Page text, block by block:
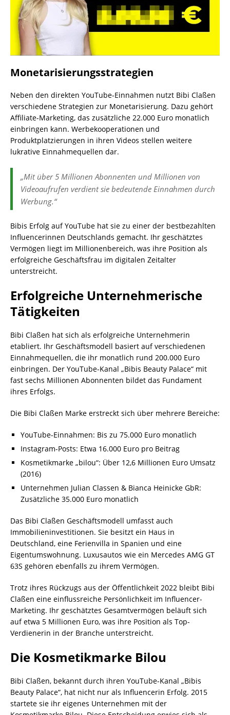
Monetarisierungsstrategien
Neben den direkten YouTube-Einnahmen nutzt Bibi Claßen
verschiedene Strategien zur Monetarisierung. Dazu gehört
Affiliate-Marketing, das zusätzliche 22.000 Euro monatlich
einbringen kann. Werbekooperationen und
Produktplatzierungen in ihren Videos stellen weitere
lukrative Einnahmequellen dar.
„Mit über 5 Millionen Abonnenten und Millionen von
Videoaufrufen verdient sie bedeutende Einnahmen durch
Werbung.“
Bibis Erfolg auf YouTube hat sie zu einer der bestbezahlten
Influencerinnen Deutschlands gemacht. Ihr geschätztes
Vermögen liegt im Millionenbereich, was ihre Position als
erfolgreiche Geschäftsfrau im digitalen Zeitalter
unterstreicht.
Erfolgreiche Unternehmerische
Tätigkeiten
Bibi Claßen hat sich als erfolgreiche Unternehmerin
etabliert. Ihr Geschäftsmodell basiert auf verschiedenen
Einnahmequellen, die ihr monatlich rund 200.000 Euro
einbringen. Der YouTube-Kanal „Bibis Beauty Palace“ mit
fast sechs Millionen Abonnenten bildet das Fundament
ihres Erfolgs.
Die Bibi Claßen Marke erstreckt sich über mehrere Bereiche:
YouTube-Einnahmen: Bis zu 75.000 Euro monatlich
Instagram-Posts: Etwa 16.000 Euro pro Beitrag
Kosmetikmarke „bilou“: Über 12,6 Millionen Euro Umsatz
(2016)
Unternehmen Julian Classen & Bianca Heinicke GbR:
Zusätzliche 35.000 Euro monatlich
Das Bibi Claßen Geschäftsmodell umfasst auch
Immobilieninvestitionen. Sie besitzt ein Haus in
Deutschland, eine Ferienvilla in Spanien und eine
Eigentumswohnung. Luxusautos wie ein Mercedes AMG GT
63S gehören ebenfalls zu ihrem Vermögen.
Trotz ihres Rückzugs aus der Öffentlichkeit 2022 bleibt Bibi
Claßen eine einflussreiche Persönlichkeit im Influencer-
Marketing. Ihr geschätztes Gesamtvermögen beläuft sich
auf etwa 5 Millionen Euro, was ihre Position als Top-
Verdienerin in der Branche unterstreicht.
Die Kosmetikmarke Bilou
Bibi Claßen, bekannt durch ihren YouTube-Kanal „Bibis
Beauty Palace“, hat nicht nur als Influencerin Erfolg. 2015
startete sie ihr eigenes Unternehmen mit der